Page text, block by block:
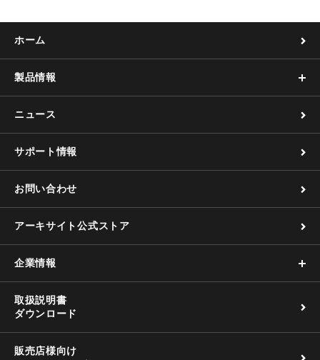
ホーム
製品情報
ニュース
サポート情報
お問い合わせ
アーキサイト公式ストア
企業情報
取扱説明書
ダウンロード
販売店様向け